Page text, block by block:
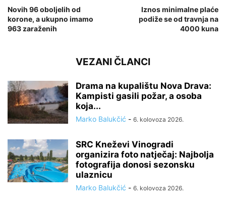
Novih 96 oboljelih od
korone, a ukupno imamo
963 zaraženih
Iznos minimalne plaće
podiže se od travnja na
4000 kuna
VEZANI ČLANCI
Drama na kupalištu Nova Drava:
Kampisti gasili požar, a osoba
koja...
Marko Balukčić - 6. kolovoza 2026.
SRC Kneževi Vinogradi
organizira foto natječaj: Najbolja
fotografija donosi sezonsku
ulaznicu
Marko Balukčić - 6. kolovoza 2026.